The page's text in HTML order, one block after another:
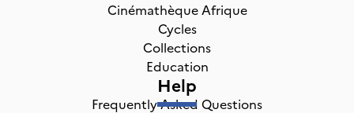
Cinémathèque Afrique
Cycles
Collections
Education
Help
Frequently Asked Questions